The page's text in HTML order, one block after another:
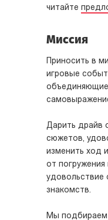
читайте
Миссия
Приносить в
игровые
Дарить драйв
сюжетов,
изменить ход
от
yдовольствие
знакомств.
Мы